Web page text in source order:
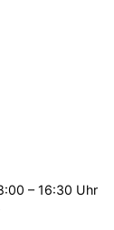
– 16:30 Uhr